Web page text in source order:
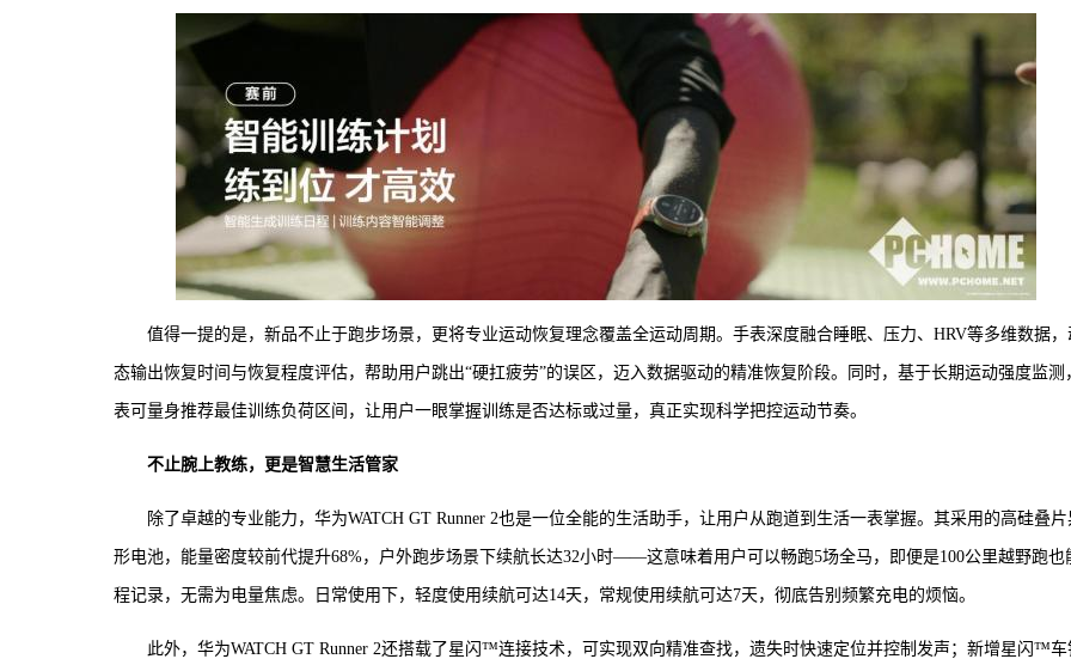
值得一提的是，新品不止于跑步场景，更将专业运动恢复理念覆盖全运动周期。手表深度融合睡眠、压力、HRV等多维数据，
态输出恢复时间与恢复程度评估，帮助用户跳出“硬扛疲劳”的误区，迈入数据驱动的精准恢复阶段。同时，基于长期运动强度监测
表可量身推荐最佳训练负荷区间，让用户一眼掌握训练是否达标或过量，真正实现科学把控运动节奏。
不止腕上教练，更是智慧生活管家
除了卓越的专业能力，华为WATCH GT Runner 2也是一位全能的生活助手，让用户从跑道到生活一表掌握。其采用的高硅叠片
形电池，能量密度较前代提升68%，户外跑步场景下续航长达32小时——这意味着用户可以畅跑5场全马，即便是100公里越野跑也
程记录，无需为电量焦虑。日常使用下，轻度使用续航可达14天，常规使用续航可达7天，彻底告别频繁充电的烦恼。
此外，华为WATCH GT Runner 2还搭载了星闪™连接技术，可实现双向精准查找，遗失时快速定位并控制发声；新增星闪™车